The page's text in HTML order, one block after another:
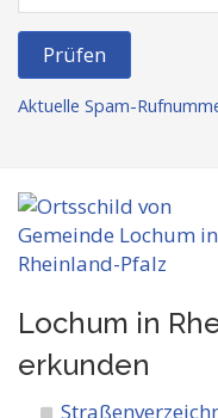
Prüfen
Aktuelle Spam-
Lochum in
erkunden